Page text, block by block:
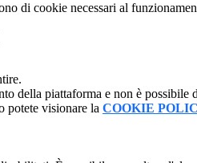
di cookie necessari al
della piattaforma e non è possibile
potete visionare la COOKIE